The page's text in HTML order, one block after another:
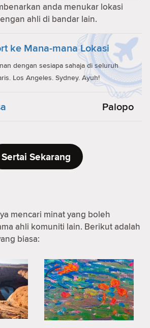
anda menukar lokasi
ahli di bandar lain.
ke Mana-mana Lokasi
dengan sesiapa sahaja di seluruh
Los Angeles. Sydney. Ayuh!
Palopo
Sertai Sekarang
mencari minat yang boleh
ahli komuniti lain. Berikut adalah
biasa: